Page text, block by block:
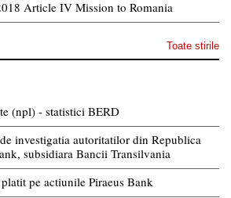
Article IV Mission to Romania
Toate stirile
(npl) - statistici BERD
investigatia autoritatilor din Republica
subsidiara Bancii Transilvania
pe actiunile Piraeus Bank